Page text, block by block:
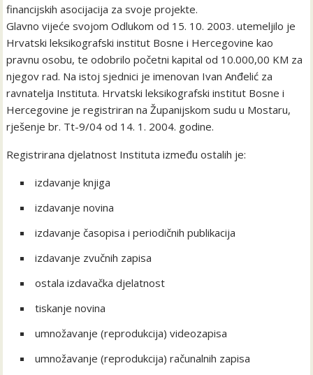
financijskih asocijacija za svoje projekte.
Glavno vijeće svojom Odlukom od 15. 10. 2003. utemeljilo je
Hrvatski leksikografski institut Bosne i Hercegovine kao
pravnu osobu, te odobrilo početni kapital od 10.000,00 KM za
njegov rad. Na istoj sjednici je imenovan Ivan Anđelić za
ravnatelja Instituta. Hrvatski leksikografski institut Bosne i
Hercegovine je registriran na Županijskom sudu u Mostaru,
rješenje br. Tt-9/04 od 14. 1. 2004. godine.
Registrirana djelatnost Instituta između ostalih je:
izdavanje knjiga
izdavanje novina
izdavanje časopisa i periodičnih publikacija
izdavanje zvučnih zapisa
ostala izdavačka djelatnost
tiskanje novina
umnožavanje (reprodukcija) videozapisa
umnožavanje (reprodukcija) računalnih zapisa